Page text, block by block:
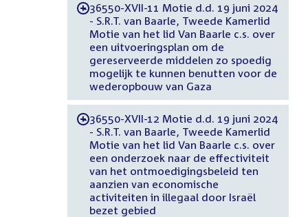
-36550-XVII-11 Motie d.d. 19 juni 2024
- S.R.T. van Baarle, Tweede Kamerlid
Motie van het lid Van Baarle c.s. over
een uitvoeringsplan om de
gereserveerde middelen zo spoedig
mogelijk te kunnen benutten voor de
wederopbouw van Gaza
-36550-XVII-12 Motie d.d. 19 juni 2024
- S.R.T. van Baarle, Tweede Kamerlid
Motie van het lid Van Baarle c.s. over
een onderzoek naar de effectiviteit
van het ontmoedigingsbeleid ten
aanzien van economische
activiteiten in illegaal door Israël
bezet gebied